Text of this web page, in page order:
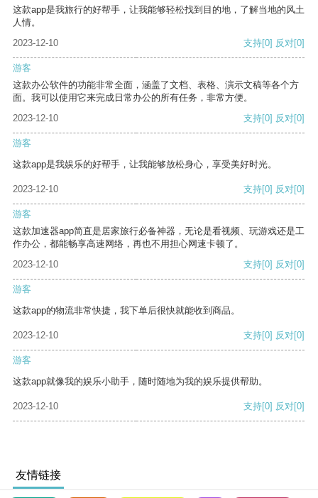
这款app是我旅行的好帮手，让我能够轻松找到目的地，了解当地的风土
人情。
2023-12-10
支持[0] 反对[0]
游客
这款办公软件的功能非常全面，涵盖了文档、表格、演示文稿等各个方
面。我可以使用它来完成日常办公的所有任务，非常方便。
2023-12-10
支持[0] 反对[0]
游客
这款app是我娱乐的好帮手，让我能够放松身心，享受美好时光。
2023-12-10 支持[0] 反对[0]
游客
这款加速器app简直是居家旅行必备神器，无论是看视频、玩游戏还是工
作办公，都能畅享高速网络，再也不用担心网速卡顿了。
2023-12-10
支持[0] 反对[0]
游客
这款app的物流非常快捷，我下单后很快就能收到商品。
2023-12-10 支持[0] 反对[0]
游客
这款app就像我的娱乐小助手，随时随地为我的娱乐提供帮助。
2023-12-10 支持[0] 反对[0]
友情链接